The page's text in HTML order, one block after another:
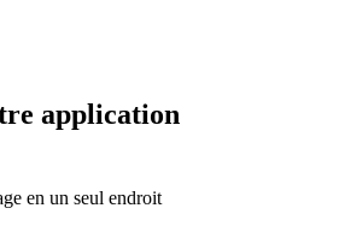
application
en un seul endroit